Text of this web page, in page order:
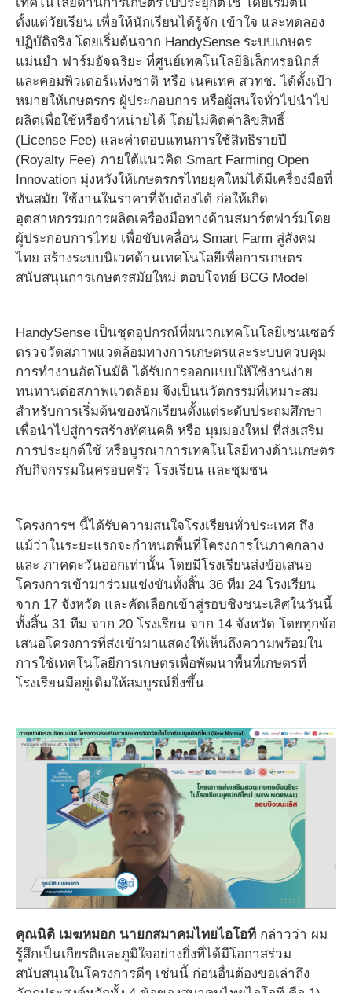
ตั้งแต่วัยเรียน เพื่อให้นักเรียนได้รู้จัก เข้าใจ และทดลอง
ปฏิบัติจริง โดยเริ่มต้นจาก HandySense ระบบเกษตร
แม่นยำ ฟาร์มอัจฉริยะ ที่ศูนย์เทคโนโลยีอิเล็กทรอนิกส์
และคอมพิวเตอร์แห่งชาติ หรือ เนคเทค สวทช. ได้ตั้งเป้า
หมายให้เกษตรกร ผู้ประกอบการ หรือผู้สนใจทั่วไปนำไป
ผลิตเพื่อใช้หรือจำหน่ายได้ โดยไม่คิดค่าลิขสิทธิ์
(License Fee) และค่าตอบแทนการใช้สิทธิรายปี
(Royalty Fee) ภายใต้แนวคิด Smart Farming Open
Innovation มุ่งหวังให้เกษตรกรไทยยุคใหม่ได้มีเครื่องมือที่
ทันสมัย ใช้งานในราคาที่จับต้องได้ ก่อให้เกิด
อุตสาหกรรมการผลิตเครื่องมือทางด้านสมาร์ตฟาร์มโดย
ผู้ประกอบการไทย เพื่อขับเคลื่อน Smart Farm สู่สังคม
ไทย สร้างระบบนิเวศด้านเทคโนโลยีเพื่อการเกษตร
สนับสนุนการเกษตรสมัยใหม่ ตอบโจทย์ BCG Model
HandySense เป็นชุดอุปกรณ์ที่ผนวกเทคโนโลยีเซนเซอร์
ตรวจวัดสภาพแวดล้อมทางการเกษตรและระบบควบคุม
การทำงานอัตโนมัติ ได้รับการออกแบบให้ใช้งานง่าย
ทนทานต่อสภาพแวดล้อม จึงเป็นนวัตกรรมที่เหมาะสม
สำหรับการเริ่มต้นของนักเรียนตั้งแต่ระดับประถมศึกษา
เพื่อนำไปสู่การสร้างทัศนคติ หรือ มุมมองใหม่ ที่ส่งเสริม
การประยุกต์ใช้ หรือบูรณาการเทคโนโลยีทางด้านเกษตร
กับกิจกรรมในครอบครัว โรงเรียน และชุมชน
โครงการฯ นี้ได้รับความสนใจโรงเรียนทั่วประเทศ ถึง
แม้ว่าในระยะแรกจะกำหนดพื้นที่โครงการในภาคกลาง
และ ภาคตะวันออกเท่านั้น โดยมีโรงเรียนส่งข้อเสนอ
โครงการเข้ามาร่วมแข่งขันทั้งสิ้น 36 ทีม 24 โรงเรียน
จาก 17 จังหวัด และคัดเลือกเข้าสู่รอบชิงชนะเลิศในวันนี้
ทั้งสิ้น 31 ทีม จาก 20 โรงเรียน จาก 14 จังหวัด โดยทุกข้อ
เสนอโครงการที่ส่งเข้ามาแสดงให้เห็นถึงความพร้อมใน
การใช้เทคโนโลยีการเกษตรเพื่อพัฒนาพื้นที่เกษตรที่
โรงเรียนมีอยู่เดิมให้สมบูรณ์ยิ่งขึ้น
คุณนิติ เมฆหมอก นายกสมาคมไทยไอโอที กล่าวว่า ผม
รู้สึกเป็นเกียรติและภูมิใจอย่างยิ่งที่ได้มีโอกาสร่วม
สนับสนุนในโครงการดีๆ เช่นนี้ ก่อนอื่นต้องขอเล่าถึง